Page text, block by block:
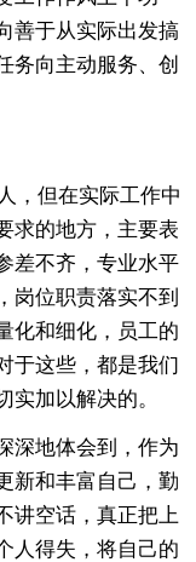
善于从实际出发搞
务向主动服务、创
但在实际工作中
求的地方，主要表
差不齐，专业水平
岗位职责落实不到
化和细化，员工的
于这些，都是我们
加以解决的。
地体会到，作为
新和丰富自己，勤
讲空话，真正把上
人得失，将自己的